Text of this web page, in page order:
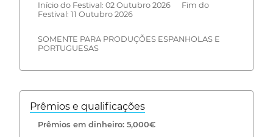
Início do Festival: 02 Outubro 2026 Fim do
Festival: 11 Outubro 2026
SOMENTE PARA PRODUÇÕES ESPANHOLAS E
PORTUGUESAS
Prêmios e qualificações
Prêmios em dinheiro: 5,000€